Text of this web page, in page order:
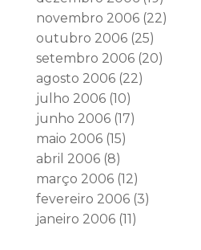
novembro 2006(22)
outubro 2006(25)
setembro 2006(20)
agosto 2006(22)
julho 2006(10)
junho 2006(17)
maio 2006(15)
abril 2006(8)
março 2006(12)
fevereiro 2006(3)
janeiro 2006(11)